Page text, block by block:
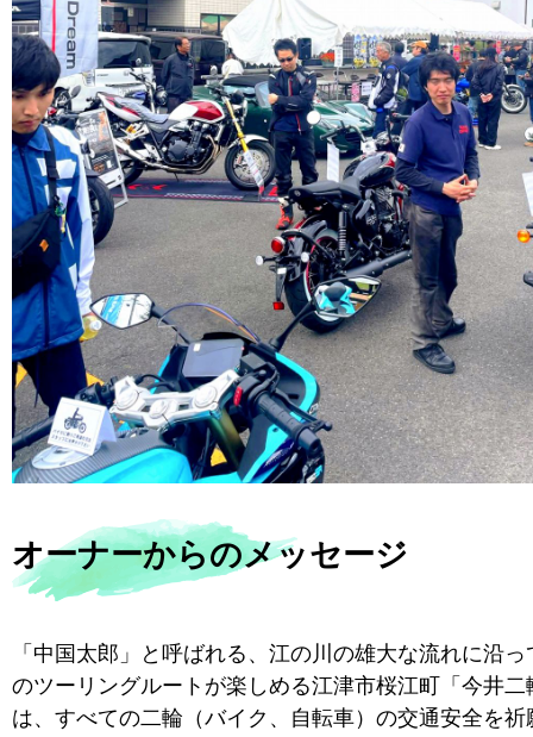
オーナーからのメッセージ
「中国太郎」と呼ばれる、江の川の雄大な流れに沿
のツーリングルートが楽しめる江津市桜江町「今井二
は、すべての二輪（バイク、自転車）の交通安全を祈